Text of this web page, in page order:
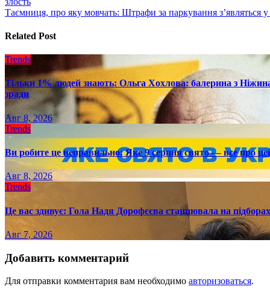
по
Таємниця, про яку мовчать: Штрафи за паркування з’являться
Related Post
Trends
Тільки 1% людей знають: Ольга Хохлова: балерина з
зради
Авг 8, 2026
Trends
Ви робите це неправильно: Яке 9 серпня свято — все про
Авг 8, 2026
Trends
Це вас здивує: Гола Надя Дорофєєва станцювала на
Авг 7, 2026
Добавить комментарий
Для отправки комментария вам необходимо авторизоваться.